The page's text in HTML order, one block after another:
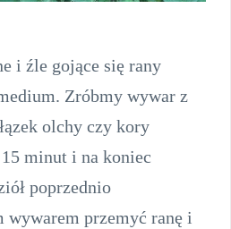
i źle gojące się rany
Zróbmy wywar z
olchy czy kory
minut i na koniec
poprzednio
przemyć ranę i